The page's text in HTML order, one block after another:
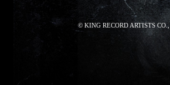
© KING RECORD ARTISTS